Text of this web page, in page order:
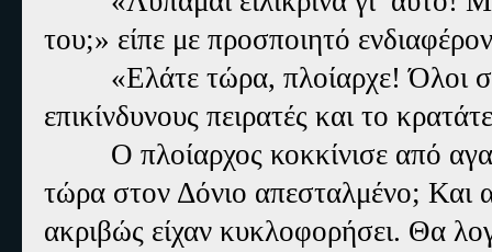
του;» είπε με προσποιητό
«Ελάτε τώρα, πλοίαρχε! Όλοι
επικίνδυνους πειρατές και το
Ο πλοίαρχος κοκκίνισε από
τώρα στον Δόνιο απεσταλμένο; Και
ακριβώς είχαν κυκλοφορήσει. Θα